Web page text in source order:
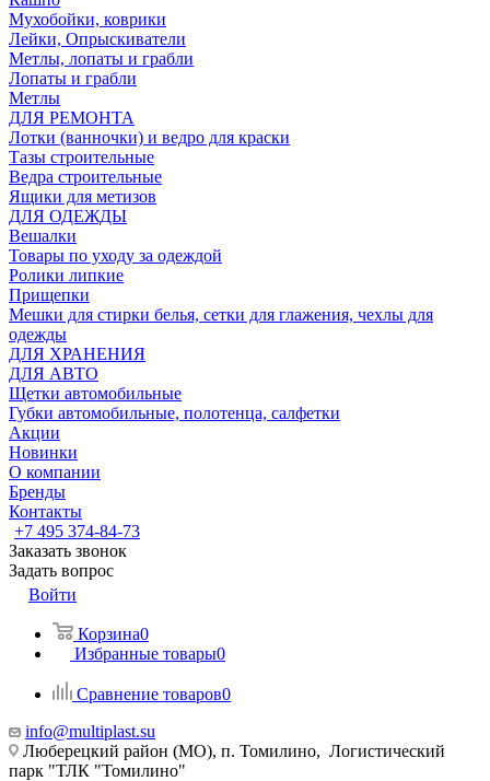
Мухобойки, коврики
Лейки, Опрыскиватели
Метлы, лопаты и грабли
Лопаты и грабли
Метлы
ДЛЯ РЕМОНТА
Лотки (ванночки) и ведро для краски
Тазы строительные
Ведра строительные
Ящики для метизов
ДЛЯ ОДЕЖДЫ
Вешалки
Товары по уходу за одеждой
Ролики липкие
Прищепки
Мешки для стирки белья, сетки для глажения, чехлы для
одежды
ДЛЯ ХРАНЕНИЯ
ДЛЯ АВТО
Щетки автомобильные
Губки автомобильные, полотенца, салфетки
Акции
Новинки
О компании
Бренды
Контакты
+7 495 374-84-73
Заказать звонок
Задать вопрос
Войти
Корзина0
Избранные товары0
Сравнение товаров0
info@multiplast.su
Люберецкий район (МО), п. Томилино, Логистический
парк "ТЛК "Томилино"